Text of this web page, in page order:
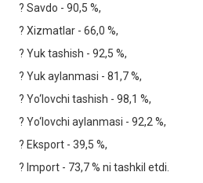
? Savdo - 90,5 %,
? Xizmatlar - 66,0 %,
? Yuk tashish - 92,5 %,
? Yuk aylanmasi - 81,7 %,
? Yo‘lovchi tashish - 98,1 %,
? Yo‘lovchi aylanmasi - 92,2 %,
? Eksport - 39,5 %,
? Import - 73,7 % ni tashkil etdi.